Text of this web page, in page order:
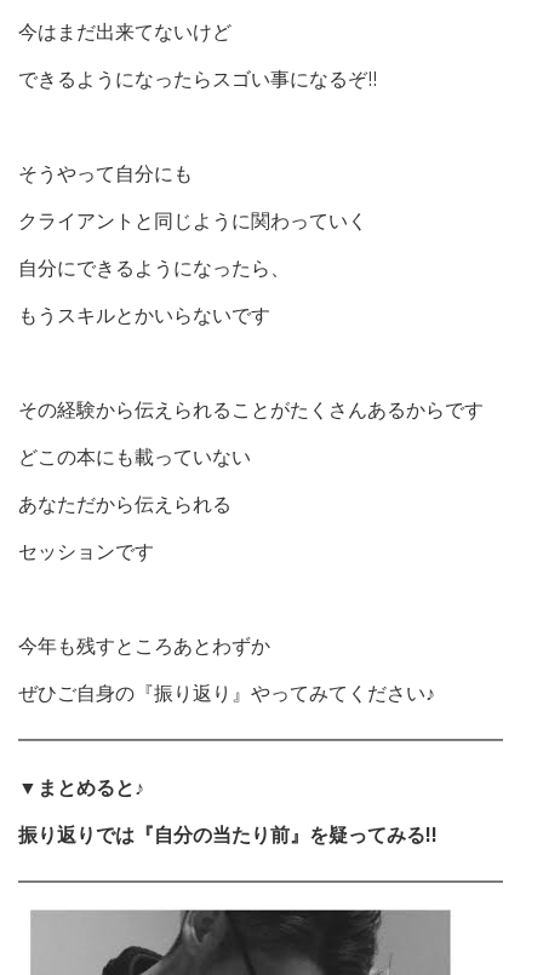
今はまだ出来てないけど
できるようになったらスゴい事になるぞ!!
そうやって自分にも
クライアントと同じように関わっていく
自分にできるようになったら、
もうスキルとかいらないです
その経験から伝えられることがたくさんあるからです
どこの本にも載っていない
あなただから伝えられる
セッションです
今年も残すところあとわずか
ぜひご自身の『振り返り』やってみてください♪
━━━━━━━━━━━━━━━━━━━━━━━━━
▼まとめると♪
振り返りでは『自分の当たり前』を疑ってみる!!
━━━━━━━━━━━━━━━━━━━━━━━━━